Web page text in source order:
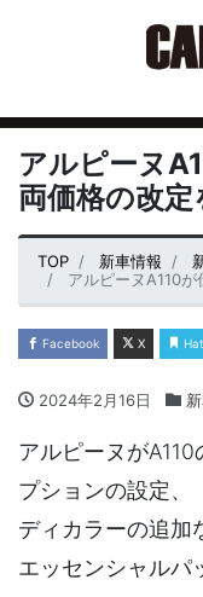
アルピーヌ
両価格の改定
TOP 新車情報
アルピーヌA110
Facebook X
2024年2月16日
アルピーヌが
プションの設定、
ディカラーの追加
エッセンシャルパ